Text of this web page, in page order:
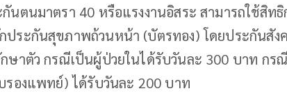
นตนมาตรา 40 หรือแรงงานอิสระ สามารถใช้สิทธิ
ระกันสุขภาพถ้วนหน้า (บัตรทอง) โดยประกันสัง
ษาตัว กรณีเป็นผู้ป่วยในได้รับวันละ 300 บาท กร
องแพทย์) ได้รับวันละ 200 บาท